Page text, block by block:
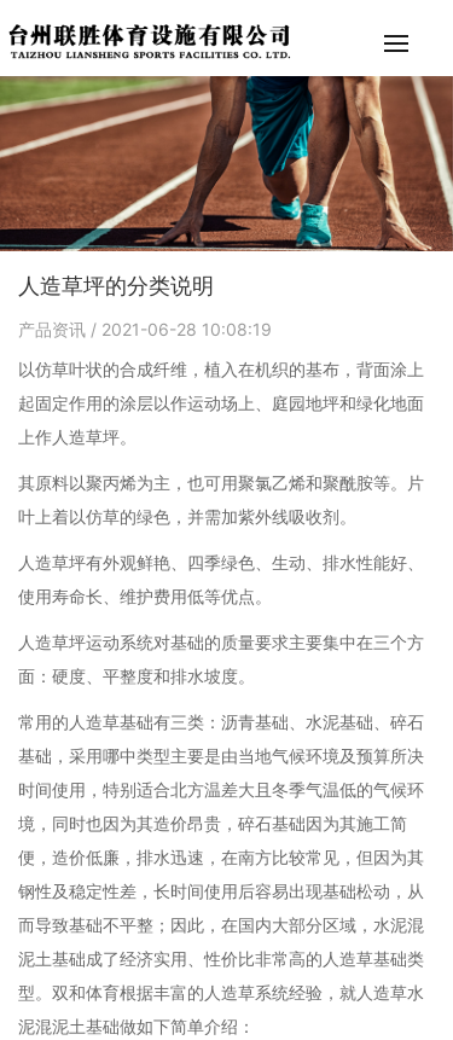
人造草坪的分类说明
产品资讯 / 2021-06-28 10:08:19
以仿草叶状的合成纤维，植入在机织的基布，背面涂上
起固定作用的涂层以作运动场上、庭园地坪和绿化地面
上作人造草坪。
其原料以聚丙烯为主，也可用聚氯乙烯和聚酰胺等。片
叶上着以仿草的绿色，并需加紫外线吸收剂。
人造草坪有外观鲜艳、四季绿色、生动、排水性能好、
使用寿命长、维护费用低等优点。
人造草坪运动系统对基础的质量要求主要集中在三个方
面：硬度、平整度和排水坡度。
常用的人造草基础有三类：沥青基础、水泥基础、碎石
基础，采用哪中类型主要是由当地气候环境及预算所决
时间使用，特别适合北方温差大且冬季气温低的气候环
境，同时也因为其造价昂贵，碎石基础因为其施工简
便，造价低廉，排水迅速，在南方比较常见，但因为其
钢性及稳定性差，长时间使用后容易出现基础松动，从
而导致基础不平整；因此，在国内大部分区域，水泥混
泥土基础成了经济实用、性价比非常高的人造草基础类
型。双和体育根据丰富的人造草系统经验，就人造草水
泥混泥土基础做如下简单介绍：